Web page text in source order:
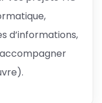
d’informations,